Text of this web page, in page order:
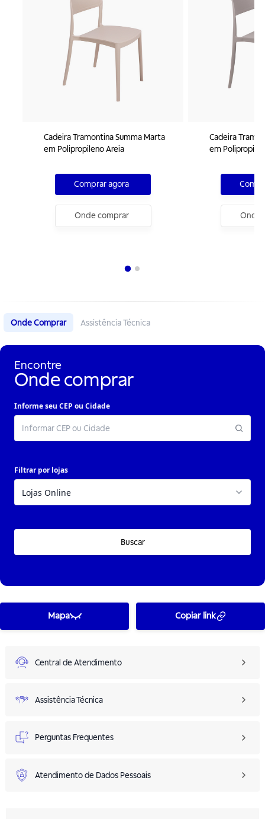
Cadeira Tramontina Summa Marta
em Polipropileno Areia
Comprar agora
Onde comprar
Cadeira
em
Onde
Onde Comprar Assistência Técnica
Encontre
Onde comprar
Informe seu CEP ou Cidade
Filtrar por lojas
Buscar
Mapa Copiar link
Central de Atendimento
Assistência Técnica
Perguntas Frequentes
Atendimento de Dados Pessoais